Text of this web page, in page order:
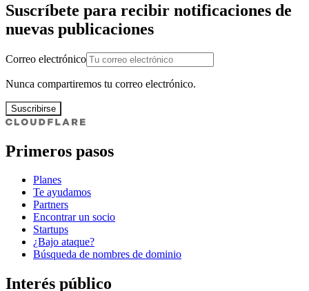
Suscríbete para recibir notificaciones de
nuevas publicaciones
Correo electrónico
Nunca compartiremos tu correo electrónico.
Suscribirse
Primeros pasos
Planes
Te ayudamos
Partners
Encontrar un socio
Startups
¿Bajo ataque?
Búsqueda de nombres de dominio
Interés público